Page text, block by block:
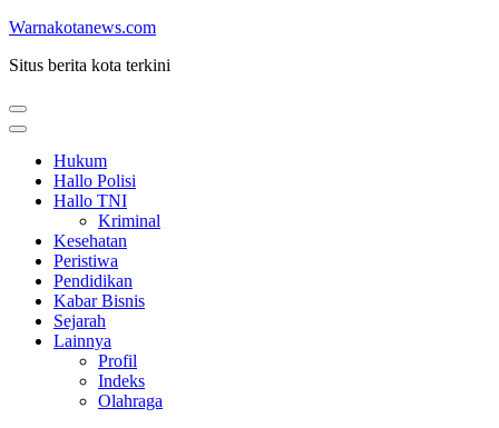
Lompat
konten
Enter)
Warnakotanews.com
Situs berita kota terkini
Hukum
Hallo Polisi
Hallo TNI
Kriminal
Kesehatan
Peristiwa
Pendidikan
Kabar Bisnis
Sejarah
Lainnya
Profil
Indeks
Olahraga